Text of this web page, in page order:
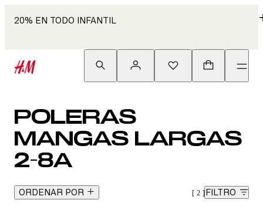
20% EN TODO INFANTIL
POLERAS
MANGAS LARGAS
2-8A
ORDENAR POR 2 FILTRO